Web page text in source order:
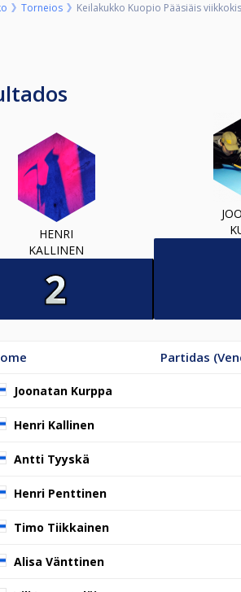
Torneios Keilakukko Kuopio Pääsiäis
HENRI
KALLINEN
Partidas
Joonatan Kurppa
Henri Kallinen
Antti Tyyskä
Henri Penttinen
Timo Tiikkainen
Alisa Vänttinen